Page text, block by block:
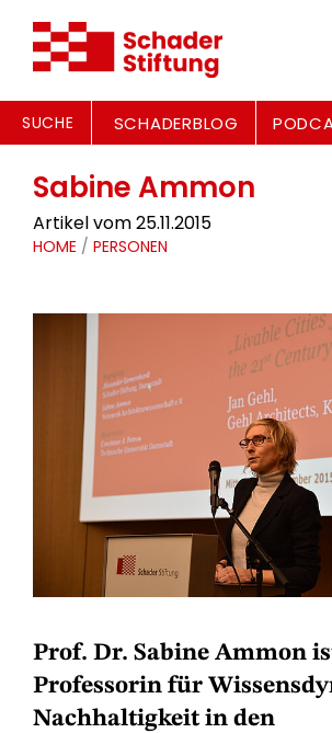
SUCHE SCHADERBLOG
Sabine Ammon
Artikel vom 25.11.2015
HOME / PERSONEN
Prof. Dr. Sabine Ammon
Professorin für
Nachhaltigkeit in den